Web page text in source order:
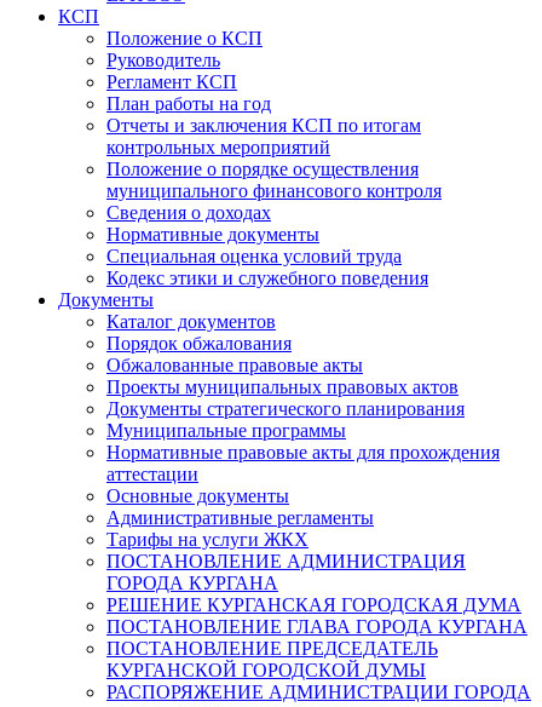
КСП
Положение о КСП
Руководитель
Регламент КСП
План работы на год
Отчеты и заключения КСП по итогам
контрольных мероприятий
Положение о порядке осуществления
муниципального финансового контроля
Сведения о доходах
Нормативные документы
Специальная оценка условий труда
Кодекс этики и служебного поведения
Документы
Каталог документов
Порядок обжалования
Обжалованные правовые акты
Проекты муниципальных правовых актов
Документы стратегического планирования
Муниципальные программы
Нормативные правовые акты для прохождения
аттестации
Основные документы
Административные регламенты
Тарифы на услуги ЖКХ
ПОСТАНОВЛЕНИЕ АДМИНИСТРАЦИЯ
ГОРОДА КУРГАНА
РЕШЕНИЕ КУРГАНСКАЯ ГОРОДСКАЯ ДУМА
ПОСТАНОВЛЕНИЕ ГЛАВА ГОРОДА КУРГАНА
ПОСТАНОВЛЕНИЕ ПРЕДСЕДАТЕЛЬ
КУРГАНСКОЙ ГОРОДСКОЙ ДУМЫ
РАСПОРЯЖЕНИЕ АДМИНИСТРАЦИИ ГОРОДА